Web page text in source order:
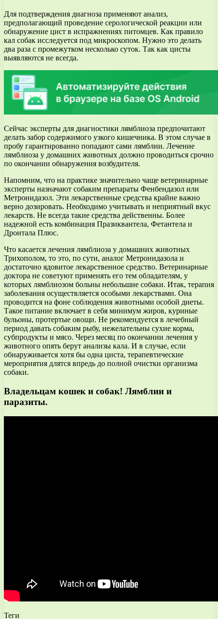
Для подтверждения диагноза применяют анализ,
предполагающий проведение серологической реакции или
обнаружение цист в испражнениях питомцев. Как правило
кал собак исследуется под микроскопом. Нужно это делать
два раза с промежутком несколько суток. Так как цисты
выявляются не всегда.
Сейчас эксперты для диагностики лямблиоза предпочитают
делать забор содержимого узкого кишечника. В этом случае в
пробу гарантированно попадают сами лямблии. Лечение
лямблиоза у домашних животных должно проводиться срочно
по окончании обнаружения возбудителя.
Напомним, что на практике значительно чаще ветеринарные
эксперты назначают собаким препараты Фенбендазол или
Метронидазол. Эти лекарственные средства крайне важно
верно дозировать. Необходимо учитывать и неприятный вкус
лекарств. Не всегда такие средства действенны. Более
надежной есть комбинация Празиквантела, Фетантела и
Дронтала Плюс.
Что касается лечения лямблиоза у домашних животных
Трихополом, то это, по сути, аналог Метронидазола и
достаточно ядовитое лекарственное средство. Ветеринарные
доктора не советуют применять его тем обладателям, у
которых лямблиозом больны небольшие собаки. Итак, терапия
заболевания осуществляется особыми лекарствами. Она
проводится на фоне соблюдения животными особой диеты.
Такое питание включает в себя минимум жиров, куриные
бульоны, протертые овощи. Не рекомендуется в лечебный
период давать собаким рыбу, нежелательны сухие корма,
субпродукты и мясо. Через месяц по окончании лечения у
животного опять берут анализы кала. И в случае, если
обнаруживается хотя бы одна циста, терапевтические
мероприятия длятся впредь до полной очистки организма
собаки.
Владельцам кошек и собак! Лямблии и
паразиты.
Теги